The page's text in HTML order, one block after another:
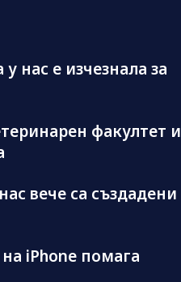
нас е изчезнала за
факултет и
вече са създадени
iPhone помага